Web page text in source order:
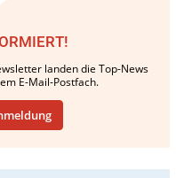
landen die Top-News
E-Mail-Postfach.